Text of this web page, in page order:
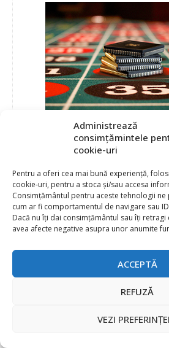
Administrează
consimțămintele
cookie-uri
Pentru a oferi cea mai bună experiență,
cookie-uri, pentru a stoca și/sau accesa
Consimțământul pentru aceste tehnologii
cum ar fi comportamentul de navigare sau
Dacă nu îți dai consimțământul sau îți
avea afecte negative asupra unor anumite
ACCEPTĂ
REFUZĂ
VEZI